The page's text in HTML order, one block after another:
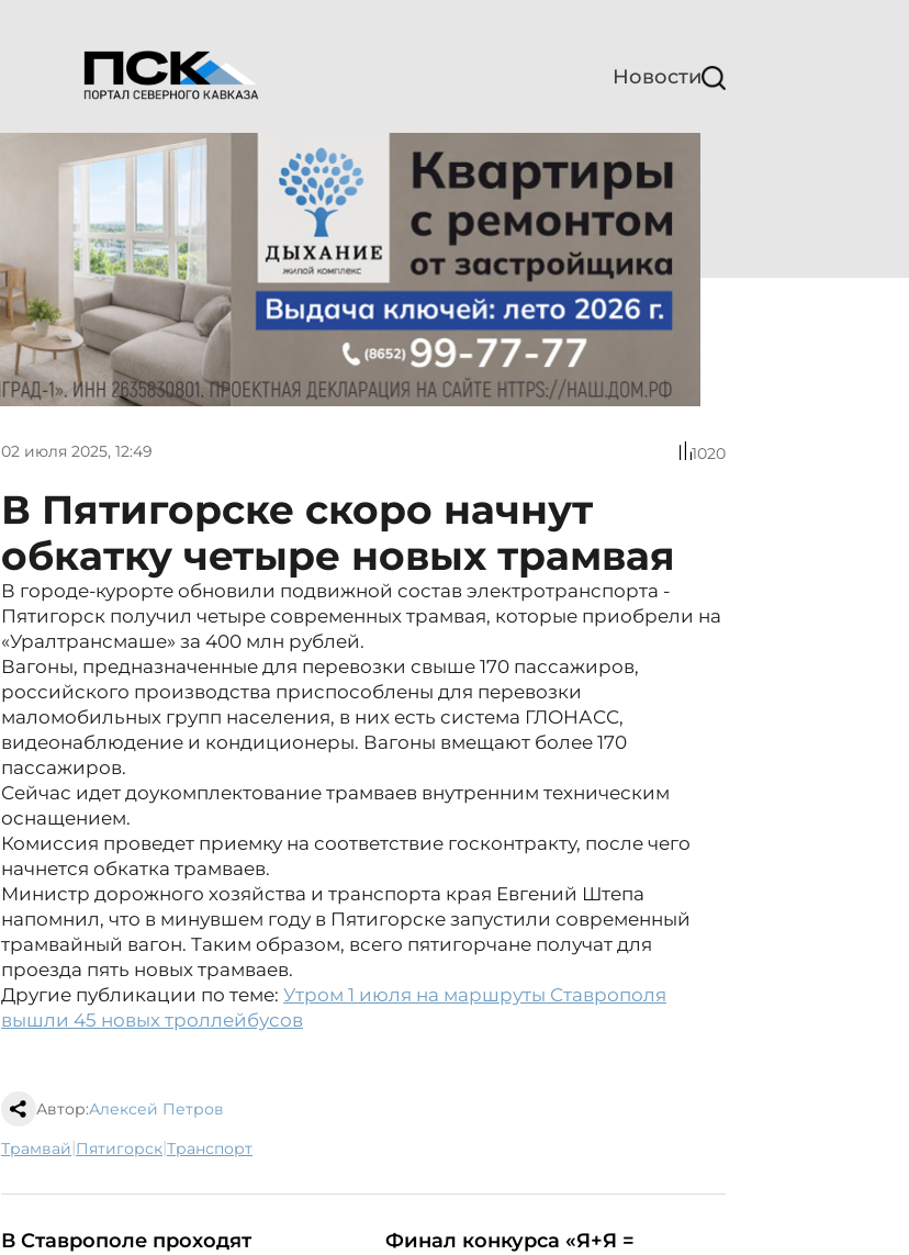
Новости
02 июля 2025, 12:49 1020
В Пятигорске скоро начнут
обкатку четыре новых трамвая
В городе-курорте обновили подвижной состав электротранспорта -
Пятигорск получил четыре современных трамвая, которые приобрели на
«Уралтрансмаше» за 400 млн рублей.
Вагоны, предназначенные для перевозки свыше 170 пассажиров,
российского производства приспособлены для перевозки
маломобильных групп населения, в них есть система ГЛОНАСС,
видеонаблюдение и кондиционеры. Вагоны вмещают более 170
пассажиров.
Сейчас идет доукомплектование трамваев внутренним техническим
оснащением.
Комиссия проведет приемку на соответствие госконтракту, после чего
начнется обкатка трамваев.
Министр дорожного хозяйства и транспорта края Евгений Штепа
напомнил, что в минувшем году в Пятигорске запустили современный
трамвайный вагон. Таким образом, всего пятигорчане получат для
проезда пять новых трамваев.
Другие публикации по теме: Утром 1 июля на маршруты Ставрополя
вышли 45 новых троллейбусов
Автор:Алексей Петров
трамвай| Пятигорск| транспорт
В Ставрополе проходят
Финал конкурса «Я+Я =